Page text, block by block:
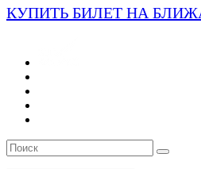
КУПИТЬ БИЛЕТ НА